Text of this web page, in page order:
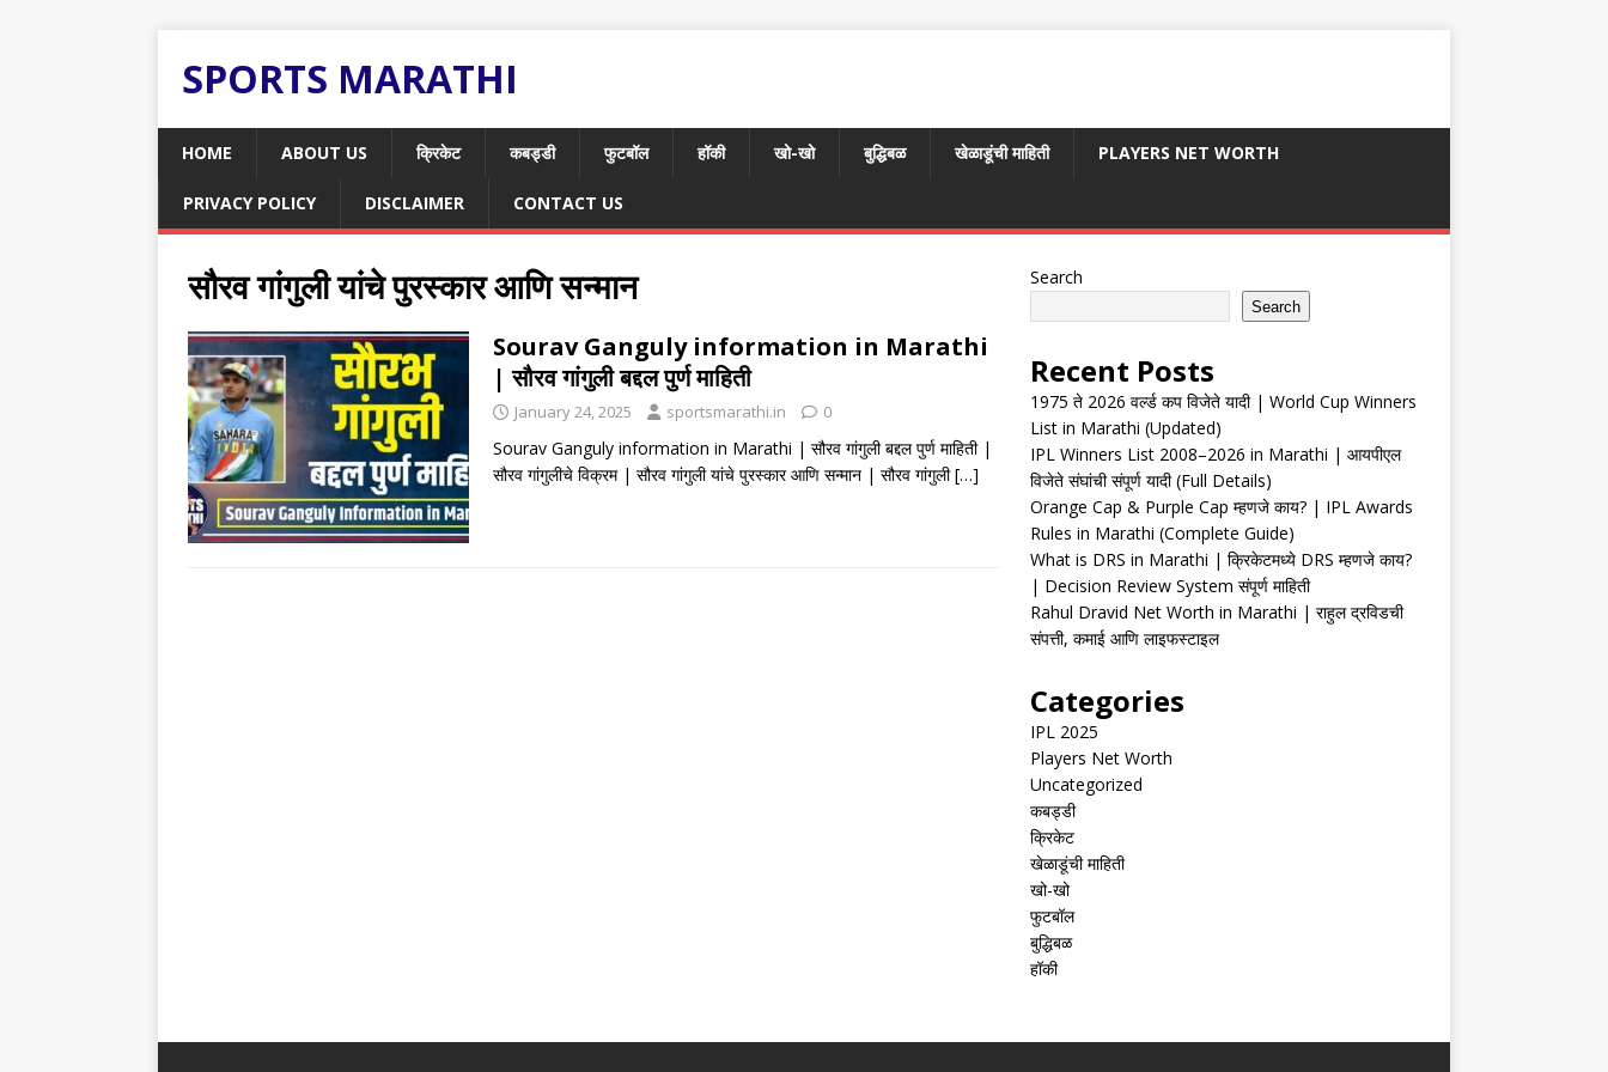
SPORTS MARATHI
HOME ABOUT US क्रिकेट कबड्डी फुटबॉल हॉकी खो-खो बुद्धिबळ खेळाडूंची माहिती PLAYERS NET WORTH
PRIVACY POLICY DISCLAIMER CONTACT US
सौरव गांगुली यांचे पुरस्कार आणि सन्मान
Sourav Ganguly information in Marathi
| सौरव गांगुली बद्दल पुर्ण माहिती
January 24, 2025 sportsmarathi.in 0
Sourav Ganguly information in Marathi | सौरव गांगुली बद्दल पुर्ण माहिती |
सौरव गांगुलीचे विक्रम | सौरव गांगुली यांचे पुरस्कार आणि सन्मान | सौरव गांगुली[…]
Search
Search
Recent Posts
1975 ते 2026 वर्ल्ड कप विजेते यादी | World Cup Winners
List in Marathi (Updated)
IPL Winners List 2008–2026 in Marathi | आयपीएल
विजेते संघांची संपूर्ण यादी (Full Details)
Orange Cap & Purple Cap म्हणजे काय? | IPL Awards
Rules in Marathi (Complete Guide)
What is DRS in Marathi | क्रिकेटमध्ये DRS म्हणजे काय?
| Decision Review System संपूर्ण माहिती
Rahul Dravid Net Worth in Marathi | राहुल द्रविडची
संपत्ती, कमाई आणि लाइफस्टाइल
Categories
IPL 2025
Players Net Worth
Uncategorized
कबड्डी
क्रिकेट
खेळाडूंची माहिती
खो-खो
फुटबॉल
बुद्धिबळ
हॉकी